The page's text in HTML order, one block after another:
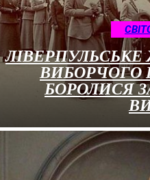
ВИБОРЧОГО
БОРОЛИСЯ